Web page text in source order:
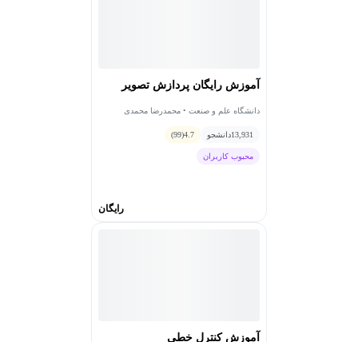
عنوان بهترین دانشگاه ایران را در رتبه بندی تایمز در سال
این دانشگاه و دانشگاه شریف توانستند در بین دانشگاه‌های
از دیگر افتخارات این دانشگاه می‌توان به موارد زیر اشاره
آموزش رایگان پردازش تصویر
دانشگاه علم و صنعت • محمدرضا محمدی
13,931دانشجو 4.7
(99)
محبوب کاربران
رایگان
آموزش کنترل خطی